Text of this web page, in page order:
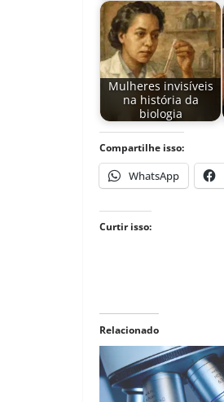
Mulheres invisíveis
na história da
biologia
Compartilhe isso:
WhatsApp
Curtir isso:
Relacionado